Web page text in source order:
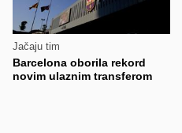
Jačaju tim
Barcelona oborila rekord
novim ulaznim transferom